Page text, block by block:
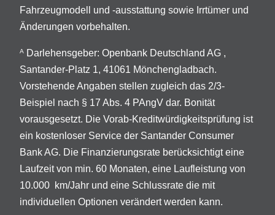
Fahrzeugmodell und -ausstattung sowie Irrtümer und
Änderungen vorbehalten.
A
Darlehensgeber: Openbank Deutschland AG ,
Santander-Platz 1, 41061 Mönchengladbach.
Vorstehende Angaben stellen zugleich das 2/3-
Beispiel nach § 17 Abs. 4 PAngV dar. Bonität
vorausgesetzt. Die Vorab-Kreditwürdigkeitsprüfung ist
ein kostenloser Service der Santander Consumer
Bank AG. Die Finanzierungsrate berücksichtigt eine
Laufzeit von min. 60 Monaten, eine Laufleistung von
10.000 km/Jahr und eine Schlussrate die mit
individuellen Optionen verändert werden kann.